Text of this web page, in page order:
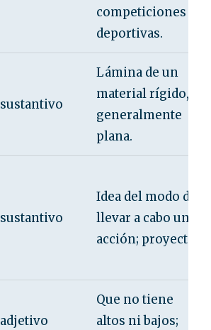
competiciones
deportivas.
sustantivo
Lámina de un
material rígido,
generalmente
plana.
sustantivo
Idea del modo de
llevar a cabo una
acción; proyecto.
adjetivo
Que no tiene
altos ni bajos;